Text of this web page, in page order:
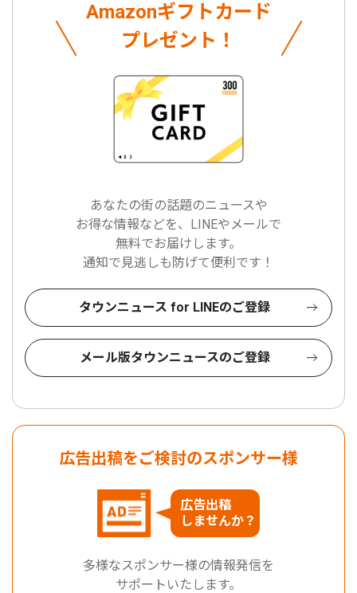
Amazonギフトカード
プレゼント！
あなたの街の話題のニュースや
お得な情報などを、LINEやメールで
無料でお届けします。
通知で見逃しも防げて便利です！
タウンニュース for LINEのご登録
メール版タウンニュースのご登録
広告出稿をご検討のスポンサー様
広告出稿
しませんか？
多様なスポンサー様の情報発信を
サポートいたします。